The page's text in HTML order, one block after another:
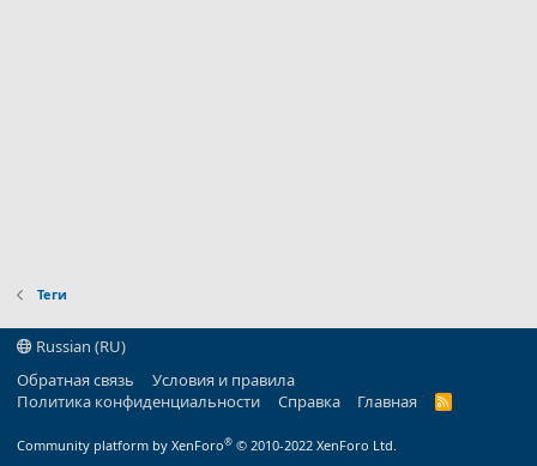
Теги
Russian (RU)
Обратная связь
Условия и правила
Политика конфиденциальности
Справка Главная
R
Community platform by XenForo® © 2010-2022 XenForo Ltd.